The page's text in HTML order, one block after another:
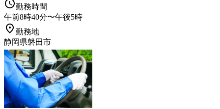
勤務時間
午前8時40分〜午後5時
勤務地
静岡県磐田市